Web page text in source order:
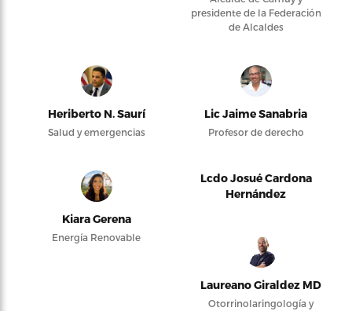
presidente de la Federación
de Alcaldes
Heriberto N. Saurí
Salud y emergencias
Lic Jaime Sanabria
Profesor de derecho
Kiara Gerena
Energía Renovable
Lcdo Josué Cardona
Hernández
Laureano Giraldez MD
Otorrinolaringología y